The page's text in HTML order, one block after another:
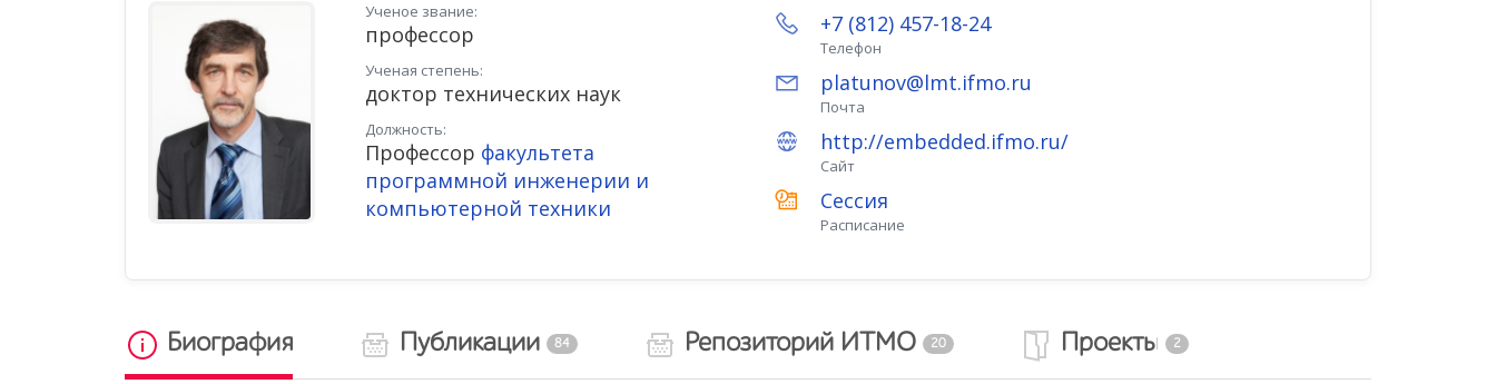
Ученое звание:
профессор
Ученая степень:
доктор технических наук
Должность:
Профессор факультета
программной инженерии и
компьютерной техники
+7 (812) 457-18-24
Телефон
platunov@lmt.ifmo.ru
Почта
http://embedded.ifmo.ru/
Сайт
Сессия
Расписание
Биография Публикации 84 Репозиторий ИТМО 20 Проекты 2